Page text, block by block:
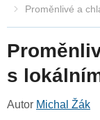
Proměnlivé a
s
Autor Michal Žák